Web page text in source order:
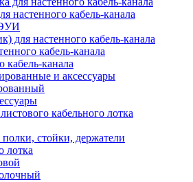
настенного кабель-канала
для настенного кабель-канала
кабель-канала
кабель-канала
и аксессуары
кабельного лотка
стойки, держатели
лотка